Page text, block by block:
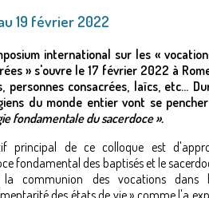
19 février 2022
international sur les «
» s'ouvre le 17 février 2022 à
personnes consacrées, laïcs, etc...
du monde entier vont se
fondamentale du sacerdoce ».
principal de ce colloque est
fondamental des baptisés et le
la communion des vocations dans